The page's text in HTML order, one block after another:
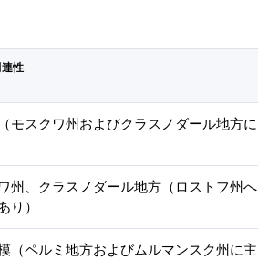
性
モスクワ州およびクラスノダール地方に
州、クラスノダール地方（ロストフ州へ
り）
（ペルミ地方およびムルマンスク州に主